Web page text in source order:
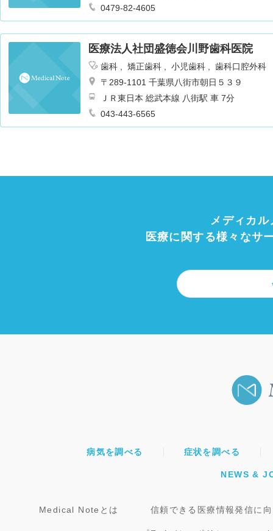
0479-82-4605
医療法人社団盛徳会川野歯科医院
歯科 矯正歯科 小児歯科
歯科口腔外科
〒289-1101 千葉県八街市朝日５３９
ＪＲ東日本 総武本線 八街駅 車 7分
043-443-6565
メディカ
医療に関する様々なサ
病気を調べる 症状を調べる
NEWS &
Medical Noteとは 信頼できる医療情報発信に